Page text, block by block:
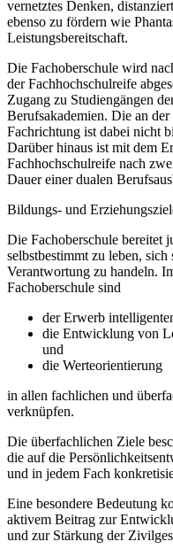
vernetztes Denken,
ebenso zu fördern wie
Leistungsbereitschaft.
Die Fachoberschule wird
der Fachhochschulreife
Zugang zu Studiengängen
Berufsakademien. Die an
Fachrichtung ist dabei nicht
Darüber hinaus ist mit dem
Fachhochschulreife nach
Dauer einer dualen
Bildungs- und
Die Fachoberschule bereitet
selbstbestimmt zu leben,
Verantwortung zu handeln.
Fachoberschule sind
der Erwerb
die Entwicklung von
und
die Werteorientierung
in allen fachlichen und
verknüpfen.
Die überfachlichen Ziele
die auf die
und in jedem Fach
Eine besondere Bedeutung
aktivem Beitrag zur
und zur Stärkung der